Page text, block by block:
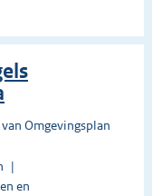
Omgevingsplan
en